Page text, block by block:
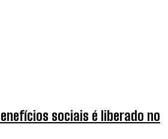
sociais é liberado no